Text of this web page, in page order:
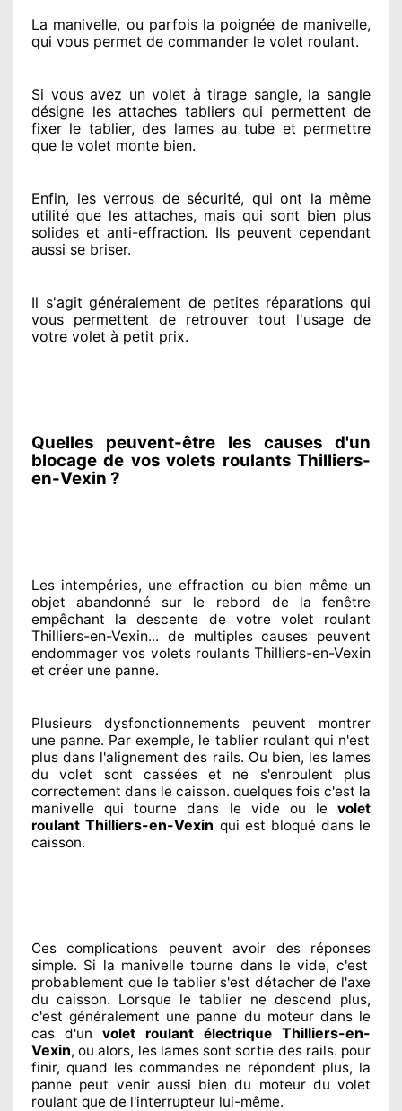
La manivelle, ou parfois la poignée de manivelle,
qui vous permet de commander le volet roulant.
Si vous avez un volet à tirage sangle, la sangle
désigne les attaches tabliers qui permettent de
fixer le tablier, des lames au tube et permettre
que le volet monte bien.
Enfin, les verrous de sécurité, qui ont la même
utilité que les attaches, mais qui sont bien plus
solides et anti-effraction. Ils peuvent cependant
aussi se briser.
Il s'agit généralement de petites réparations qui
vous permettent de retrouver tout l'usage de
votre volet à petit prix.
Quelles peuvent-être les causes d'un
blocage de vos volets roulants Thilliers-
en-Vexin ?
Les intempéries, une effraction ou bien même un
objet abandonné sur le rebord de la fenêtre
empêchant la descente de votre volet roulant
Thilliers-en-Vexin... de multiplescauses peuvent
endommager vos volets roulants Thilliers-en-Vexin
et créer une panne.
Plusieurs dysfonctionnements peuvent montrer
une panne. Par exemple, le tablier roulant qui n'est
plus dans l'alignement des rails. Ou bien, les lames
du volet sont casséeset ne s'enroulent plus
correctement dans le caisson. quelques fois c'est la
manivelle qui tourne dans le vide ou le volet
roulant Thilliers-en-Vexin qui est bloqué dans le
caisson.
Ces complications peuvent avoir des réponses
simple. Si la manivelle tourne dans le vide, c'est
probablement que le tablier s'est détacher de l'axe
du caisson. Lorsque le tablier ne descend plus,
c'est généralement une panne du moteur dans le
cas d'un volet roulant électrique Thilliers-en-
Vexin, ou alors, les lames sont sortie des rails. pour
finir, quand les commandes ne répondent plus, la
panne peut venir aussi bien du moteur du volet
roulant que de l'interrupteur lui-même.